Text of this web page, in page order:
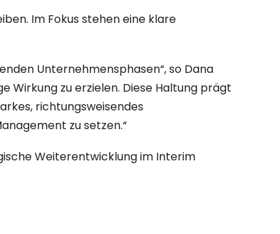
Im Fokus stehen eine klare
Unternehmensphasen“, so Dana
Wirkung zu erzielen. Diese Haltung prägt
richtungsweisendes
zu setzen.“
Weiterentwicklung im Interim